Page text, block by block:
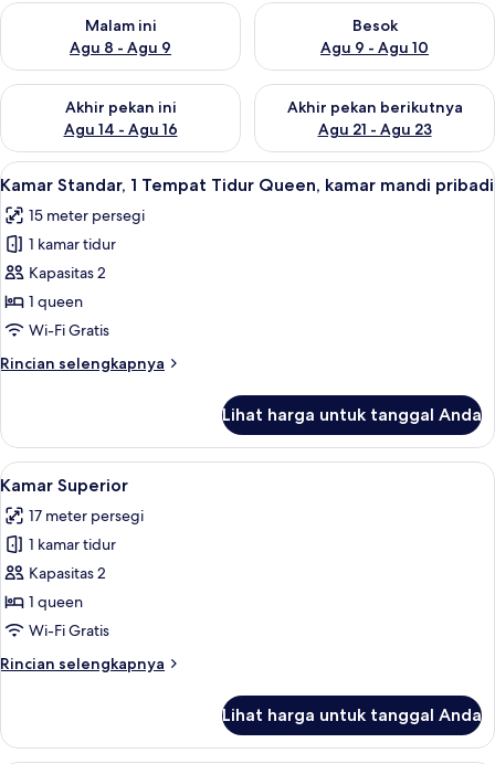
Malam ini
Agu 8 - Agu 9
Periksa ketersediaan untuk malam ini Agu 8 - Agu 9
Besok
Agu 9 - Agu 10
Periksa ketersediaan untuk
Akhir pekan ini
Agu 14 - Agu 16
Periksa ketersediaan untuk akhir pekan ini Agu 14 - Agu 16
Akhir pekan berikutnya
Agu 21 - Agu 23
Periksa ketersediaan untuk
Lihat
semua
foto
untuk
Kamar
Standar,
1
Tidur
mandi
pribadi
Kamar Standar, 1 Tempat Tidur
6
Kamar Standar, 1 Tempat Tidur Queen, kamar mandi pribadi
15 meter persegi
1 kamar tidur
Kapasitas 2
1 queen
Wi-Fi Gratis
Rincian selengkapnya
Rincian
Kamar
Standar,
1
Tidur
Queen,
kamar
mandi
pribadi
Lihat harga untuk tanggal Anda
Lihat
semua
foto
untuk
Kamar
Superior
Kamar Superior | Seprai premium,
5
Kamar Superior
17 meter persegi
1 kamar tidur
Kapasitas 2
1 queen
Wi-Fi Gratis
Rincian selengkapnya
Rincian
Kamar
Lihat harga untuk tanggal Anda